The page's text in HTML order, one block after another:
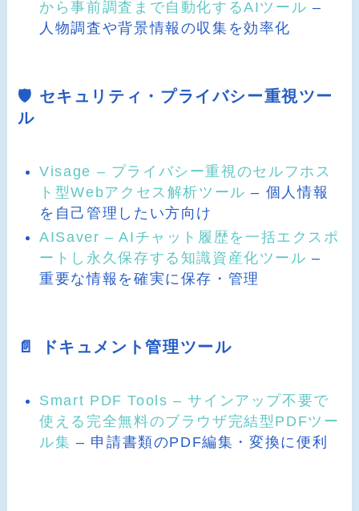
から事前調査まで自動化するAIツール –
人物調査や背景情報の収集を効率化
🛡️ セキュリティ・プライバシー重視ツー
ル
Visage – プライバシー重視のセルフホス
ト型Webアクセス解析ツール – 個人情報
を自己管理したい方向け
AISaver – AIチャット履歴を一括エクスポ
ートし永久保存する知識資産化ツール –
重要な情報を確実に保存・管理
📄 ドキュメント管理ツール
Smart PDF Tools – サインアップ不要で
使える完全無料のブラウザ完結型PDFツー
ル集 – 申請書類のPDF編集・変換に便利